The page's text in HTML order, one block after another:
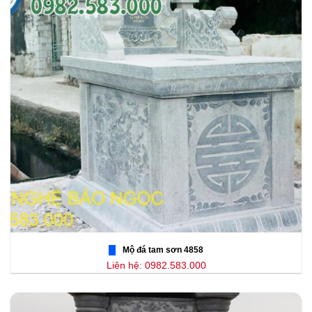
Mộ đá tam sơn 4858
Liên hệ: 0982.583.000